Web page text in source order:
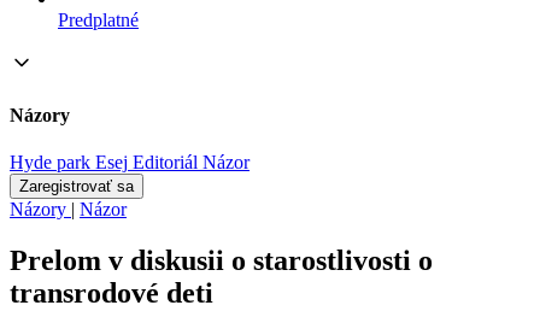
Predplatné
Názory
Hyde park Esej Editoriál Názor
Zaregistrovať sa
Názory | Názor
Prelom v diskusii o starostlivosti o
transrodové deti